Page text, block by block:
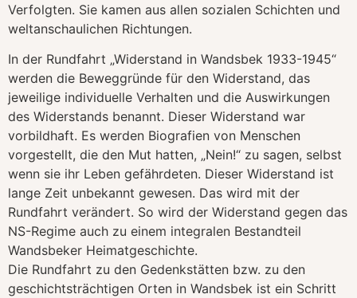
Verfolgten. Sie kamen aus allen sozialen Schichten und
weltanschaulichen Richtungen.
In der Rundfahrt „Widerstand in Wandsbek 1933-1945“
werden die Beweggründe für den Widerstand, das
jeweilige individuelle Verhalten und die Auswirkungen
des Widerstands benannt. Dieser Widerstand war
vorbildhaft. Es werden Biografien von Menschen
vorgestellt, die den Mut hatten, „Nein!“ zu sagen, selbst
wenn sie ihr Leben gefährdeten. Dieser Widerstand ist
lange Zeit unbekannt gewesen. Das wird mit der
Rundfahrt verändert. So wird der Widerstand gegen das
NS-Regime auch zu einem integralen Bestandteil
Wandsbeker Heimatgeschichte.
Die Rundfahrt zu den Gedenkstätten bzw. zu den
geschichtsträchtigen Orten in Wandsbek ist ein Schritt